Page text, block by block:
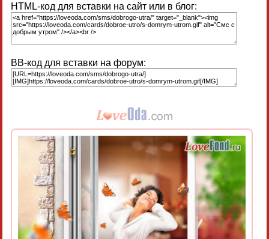
HTML-код для вставки на сайт или в блог:
BB-код для вставки на форум: